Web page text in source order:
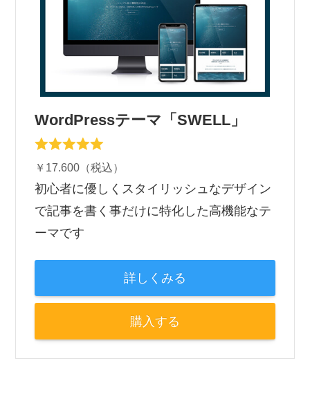
WordPressテーマ「SWELL」
￥17.600（税込）
初心者に優しくスタイリッシュなデザイン
で記事を書く事だけに特化した高機能なテ
ーマです
詳しくみる
購入する